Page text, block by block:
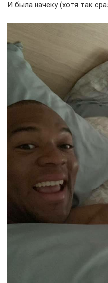
И была начеку (хотя так